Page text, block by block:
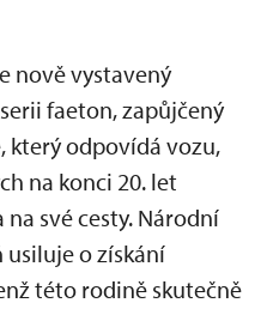
nově vystavený
faeton, zapůjčený
který odpovídá vozu,
na konci 20. let
své cesty. Národní
o získání
této rodině skutečně